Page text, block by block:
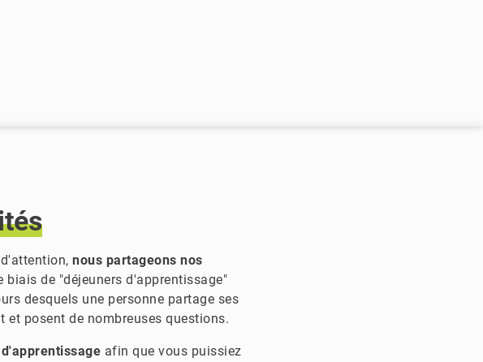
d'attention,nous partageons nos
biais de "déjeuners d'apprentissage"
desquels une personne partage ses
posent de nombreuses questions.
afin que vous puissiez